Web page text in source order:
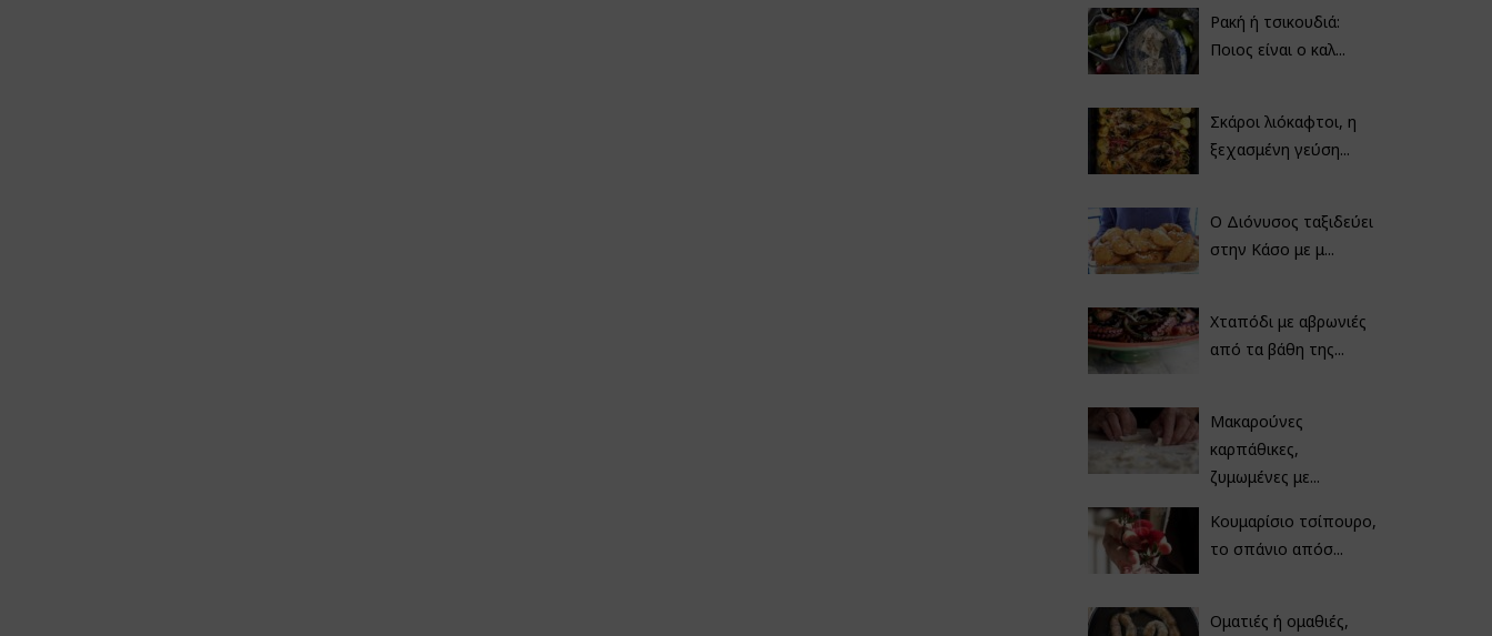
Ρακή ή τσικουδιά:
Ποιος είναι ο καλ...
Σκάροι λιόκαφτοι, η
ξεχασμένη γεύση...
Ο Διόνυσος ταξιδεύει
στην Κάσο με μ...
Χταπόδι με αβρωνιές
από τα βάθη της...
Μακαρούνες
καρπάθικες,
ζυμωμένες με...
Κουμαρίσιο τσίπουρο,
το σπάνιο απόσ...
Οματιές ή ομαθιές,